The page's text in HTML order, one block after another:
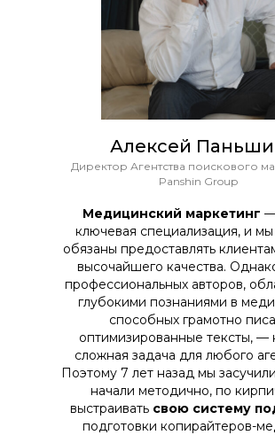
Алексей
Директор Агентства поискового
Panshin Group
Медицинский маркетинг
ключевая специализация, и
обязаны предоставлять
высочайшего качества.
профессиональных авторов,
глубокими познаниями в
способных грамотно
оптимизированные тексты, —
сложная задача для любого
Поэтому 7 лет назад мы
начали методично, по
выстраивать свою систему
подготовки копирайтеров-